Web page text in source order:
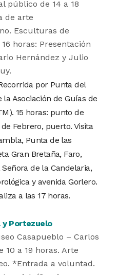
público de 14 a 18
de arte
Esculturas de
horas: Presentación
Hernández y Julio
por Punta del
la Asociación de Guías de
15 horas: punto de
Febrero, puerto. Visita
Punta de las
Gran Bretaña, Faro,
de la Candelaria,
y avenida Gorlero.
a las 17 horas.
y Portezuelo
Casapueblo – Carlos
10 a 19 horas. Arte
*Entrada a voluntad.